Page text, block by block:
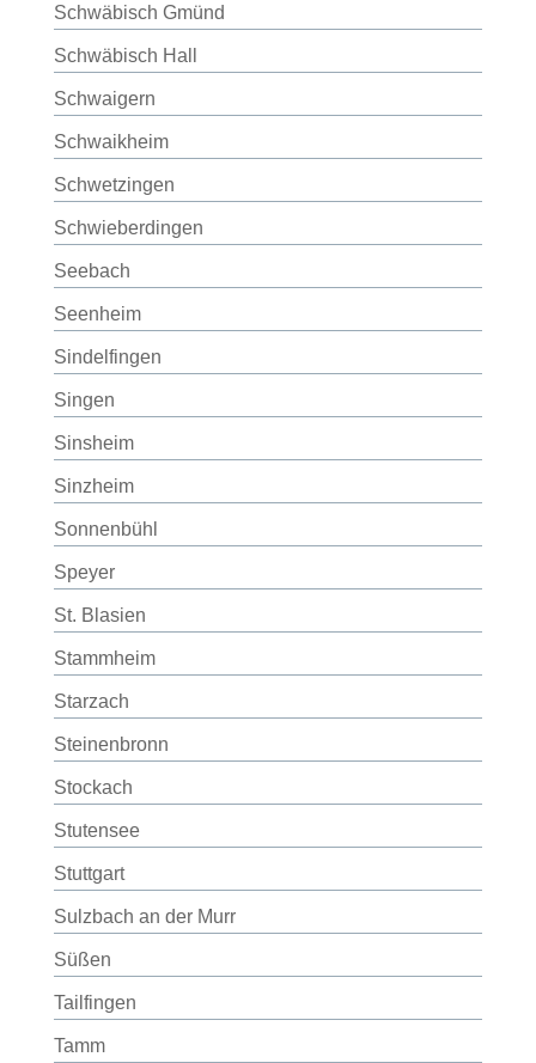
Schwäbisch Gmünd
Schwäbisch Hall
Schwaigern
Schwaikheim
Schwetzingen
Schwieberdingen
Seebach
Seenheim
Sindelfingen
Singen
Sinsheim
Sinzheim
Sonnenbühl
Speyer
St. Blasien
Stammheim
Starzach
Steinenbronn
Stockach
Stutensee
Stuttgart
Sulzbach an der Murr
Süßen
Tailfingen
Tamm